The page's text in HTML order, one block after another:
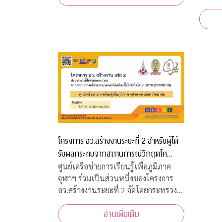
ของผู้สอนและผู้เข้าร่วมการอบรมทุกคน
เจ้า
สภาก
มีนาค
โครงการ อว.สร้างงานระยะที่ 2 สำหรับผู้ได้
รับผลกระทบจากสถานการณ์วิกฤตโค
วิด-19
ศูนย์เครือข่ายการเรียนรู้เพื่อภูมิภาค
จุฬาฯ ร่วมเป็นส่วนหนึ่งของโครงการ
อว.สร้างงานระยะที่ 2 จัดโดยกระทรวง
การอุดมศึกษา วิทยาศาสตร์ วิจัยและ
นวัตกรรม เพื่อสร้างงานสำหรับผู้ได้รับ
อ่านเพิ่มเติม